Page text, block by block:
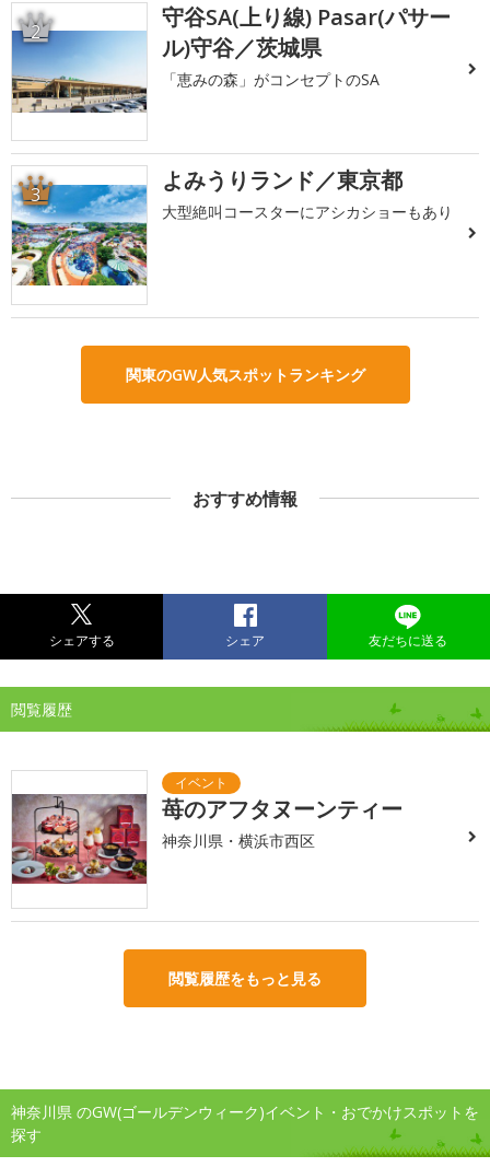
2
守谷SA(上り線) Pasar(パサー
ル)守谷／茨城県
「恵みの森」がコンセプトのSA
3 よみうりランド／東京都
大型絶叫コースターにアシカショーもあり
関東のGW人気スポットランキング
おすすめ情報
シェアする シェア 友だちに送る
閲覧履歴
苺のアフタヌーンティー
神奈川県・横浜市西区
閲覧履歴をもっと見る
神奈川県 のGW(ゴールデンウィーク)イベント・おでかけスポットを
探す